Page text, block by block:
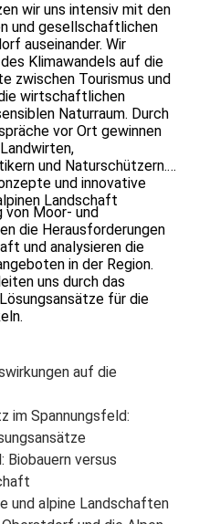
wir uns intensiv mit den
und gesellschaftlichen
auseinander. Wir
Klimawandels auf die
zwischen Tourismus und
wirtschaftlichen
Naturraum. Durch
vor Ort gewinnen
und Naturschützern.
und innovative
Landschaft
von Moor- und
die Herausforderungen
und analysieren die
in der Region.
uns durch das
für die
auf die
im Spannungsfeld:
Biobauern versus
und alpine Landschaften